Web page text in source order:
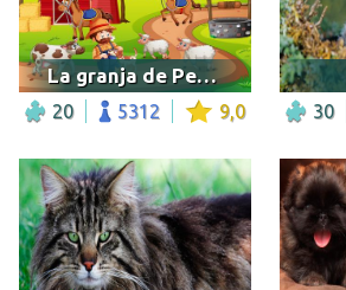
La granja de Pepito
20 5312 9,0 30